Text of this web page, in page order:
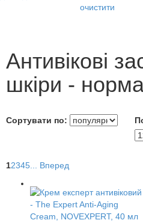
очистити
Антивікові
шкіри -
Сортувати по:
12345 Вперед